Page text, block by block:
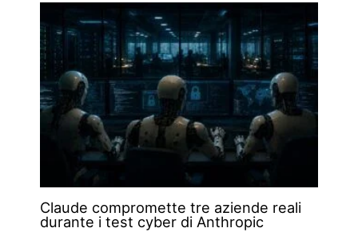
Claude compromette tre aziende reali
durante i test cyber di Anthropic